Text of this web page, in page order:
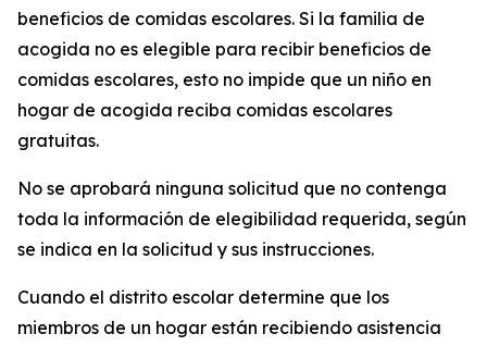
beneficios de comidas escolares. Si la familia de
acogida no es elegible para recibir beneficios de
comidas escolares, esto no impide que un niño en
hogar de acogida reciba comidas escolares
gratuitas.
No se aprobará ninguna solicitud que no contenga
toda la información de elegibilidad requerida, según
se indica en la solicitud y sus instrucciones.
Cuando el distrito escolar determine que los
miembros de un hogar están recibiendo asistencia